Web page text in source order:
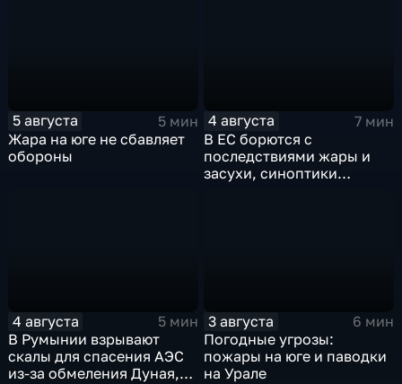
5 августа
5 мин
Жара на юге не сбавляет
обороны
4 августа
7 мин
В ЕС борются с
последствиями жары и
засухи, синоптики
4 августа
5 мин
В Румынии взрывают
скалы для спасения АЭС
из-за обмеления Дуная,
3 августа
6 мин
Погодные угрозы:
пожары на юге и паводки
на Урале